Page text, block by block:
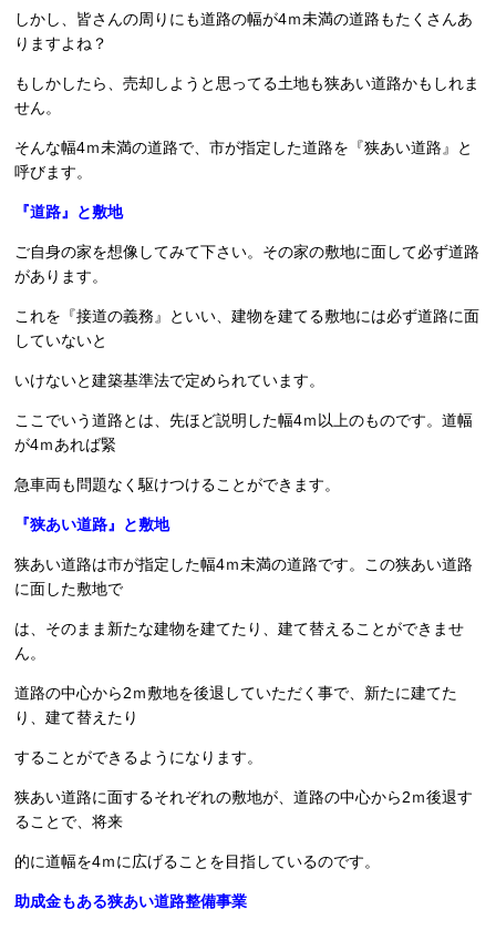
しかし、皆さんの周りにも道路の幅が4ｍ未満の道路もたくさんあ
りますよね？
もしかしたら、売却しようと思ってる土地も狭あい道路かもしれま
せん。
そんな幅4ｍ未満の道路で、市が指定した道路を『狭あい道路』と
呼びます。
『道路』と敷地
ご自身の家を想像してみて下さい。その家の敷地に面して必ず道路
があります。
これを『接道の義務』といい、建物を建てる敷地には必ず道路に面
していないと
いけないと建築基準法で定められています。
ここでいう道路とは、先ほど説明した幅4ｍ以上のものです。道幅
が4ｍあれば緊
急車両も問題なく駆けつけることができます。
『狭あい道路』と敷地
狭あい道路は市が指定した幅4ｍ未満の道路です。この狭あい道路
に面した敷地で
は、そのまま新たな建物を建てたり、建て替えることができませ
ん。
道路の中心から2ｍ敷地を後退していただく事で、新たに建てた
り、建て替えたり
することができるようになります。
狭あい道路に面するそれぞれの敷地が、道路の中心から2ｍ後退す
ることで、将来
的に道幅を4ｍに広げることを目指しているのです。
助成金もある狭あい道路整備事業